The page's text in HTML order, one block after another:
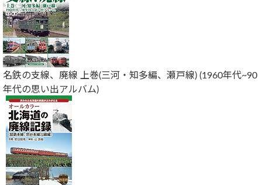
名鉄の支線、廃線 上巻(三河・知多編、瀬戸線) (1960年代~90
年代の思い出アルバム)